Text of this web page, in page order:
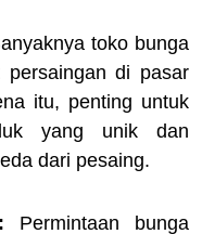
toko bunga
persaingan di pasar
itu, penting untuk
yang unik dan
dari pesaing.
Permintaan bunga